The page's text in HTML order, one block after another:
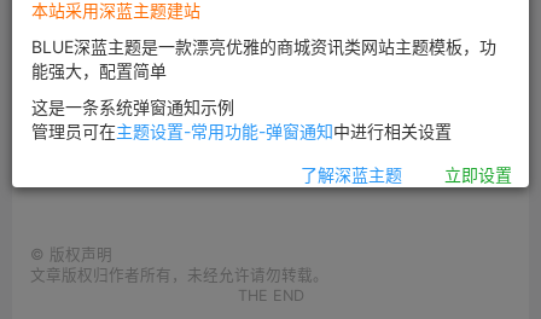
力，产品带有浓郁生活思想色彩和艺术化风格，色调简单
清新，充满灵性。WEIS寻求设计与商业的最佳平衡，坚持
做人人都消费的起的设计品。
© 版权声明
文章版权归作者所有，未经允许请勿转载。
THE END
本站采用深蓝主题建站
BLUE深蓝主题是一款漂亮优雅的商城资讯类网站主题模板，功
能强大，配置简单
这是一条系统弹窗通知示例
管理员可在主题设置-常用功能-弹窗通知中进行相关设置
了解深蓝主题 立即设置